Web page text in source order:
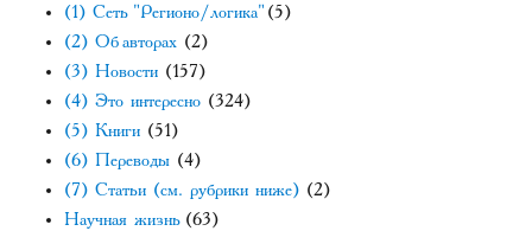
(1) Сеть "Регионо/логика"(5)
(2) Об авторах (2)
(3) Новости (157)
(4) Это интересно (324)
(5) Книги (51)
(6) Переводы (4)
(7) Статьи (см. рубрики ниже) (2)
Научная жизнь(63)